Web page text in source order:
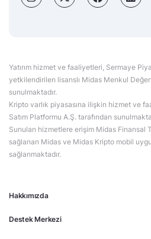
Hakkımızda
Destek Merkezi
Yatırım hizmet ve faaliyetleri, Sermaye
yetkilendirilen lisanslı Midas Menkul
sunulmaktadır.
Kripto varlık piyasasına ilişkin hizmet ve
Satım Platformu A.Ş. tarafından
Sunulan hizmetlere erişim Midas Finansal
sağlanan Midas ve Midas Kripto mobil
sağlanmaktadır.